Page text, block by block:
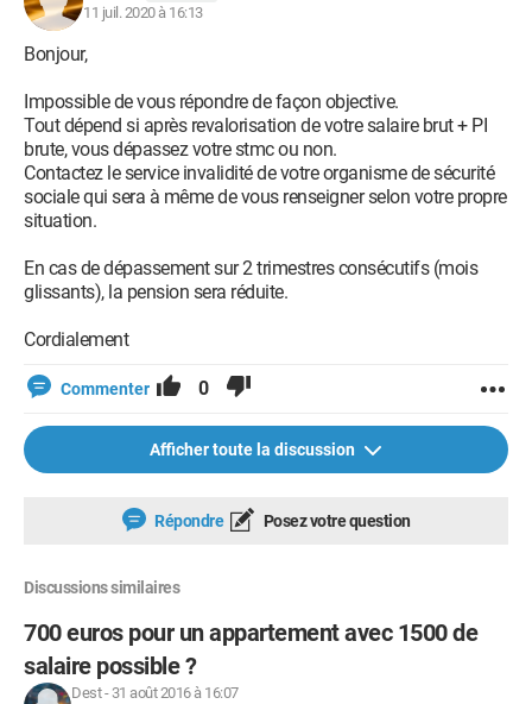
11 juil. 2020 à 16:13
Bonjour,
Impossible de vous répondre de façon objective.
Tout dépend si après revalorisation de votre salaire brut + PI
brute, vous dépassez votre stmc ou non.
Contactez le service invalidité de votre organisme de sécurité
sociale qui sera à même de vous renseigner selon votre propre
situation.
En cas de dépassement sur 2 trimestres consécutifs (mois
glissants), la pension sera réduite.
Cordialement
Commenter 0
Afficher toute la discussion
Répondre Posez votre question
Discussions similaires
700 euros pour un appartement avec 1500 de
salaire possible ?
Dest- 31 août 2016 à 16:07